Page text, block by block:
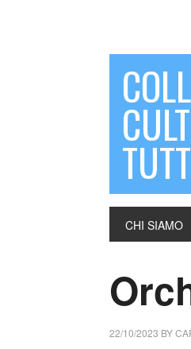
CHI SIAMO
22/10/2023 BY